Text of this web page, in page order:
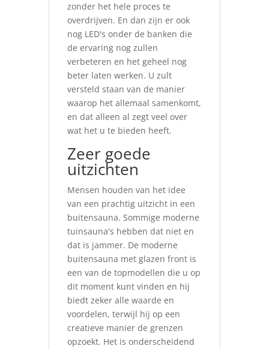
zonder het hele proces te
overdrijven. En dan zijn er ook
nog LED's onder de banken die
de ervaring nog zullen
verbeteren en het geheel nog
beter laten werken. U zult
versteld staan van de manier
waarop het allemaal samenkomt,
en dat alleen al zegt veel over
wat het u te bieden heeft.
Zeer goede
uitzichten
Mensen houden van het idee
van een prachtig uitzicht in een
buitensauna. Sommige moderne
tuinsauna's hebben dat niet en
dat is jammer. De moderne
buitensauna met glazen front is
een van de topmodellen die u op
dit moment kunt vinden en hij
biedt zeker alle waarde en
voordelen, terwijl hij op een
creatieve manier de grenzen
opzoekt. Het is onderscheidend